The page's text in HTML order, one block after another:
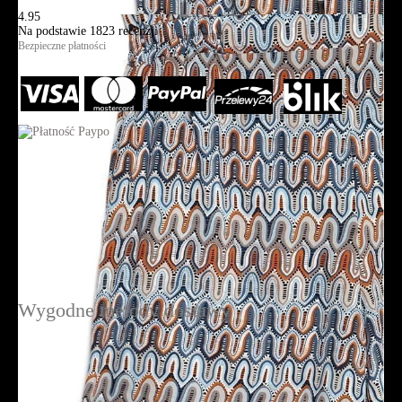
4.95
Na podstawie 1823 recenzji
Bezpieczne płatności
Wygodne metody dostawy